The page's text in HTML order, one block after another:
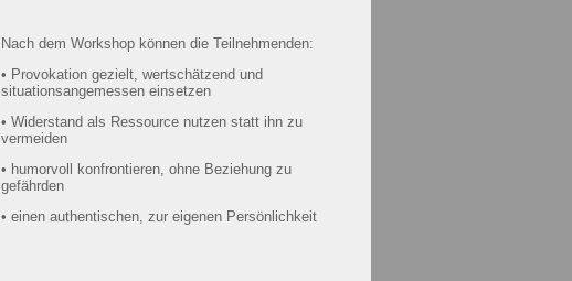
Nach dem Workshop können die Teilnehmenden:
• Provokation gezielt, wertschätzend und
situationsangemessen einsetzen
• Widerstand als Ressource nutzen statt ihn zu
vermeiden
• humorvoll konfrontieren, ohne Beziehung zu
gefährden
• einen authentischen, zur eigenen Persönlichkeit